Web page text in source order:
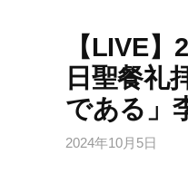
【LIVE
日聖餐
である」
2024年10月5日